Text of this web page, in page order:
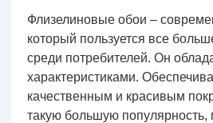
Флизелиновые обои –
который пользуется все
среди потребителей. Он
характеристиками.
качественным и красивым
такую большую популярность,